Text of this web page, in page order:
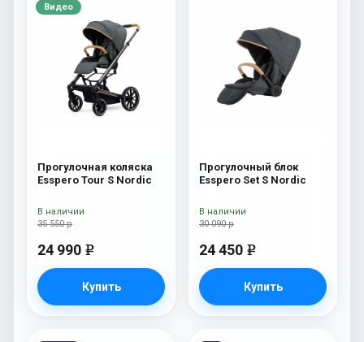
Видео
Прогулочная коляска
Esspero Tour S Nordic
35 550 р
24 990 e
Купить
В наличии
Прогулочный блок
Esspero Set S Nordic
30 090 р
24 450 e
Купить
В наличии